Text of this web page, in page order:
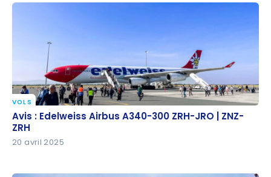
Avis : Edelweiss Airbus A340-300 ZRH-JRO | ZNZ-
ZRH
VOLS
Avis : Edelweiss Airbus A340-300 ZRH-JRO | ZNZ-
ZRH
20 avril 2025